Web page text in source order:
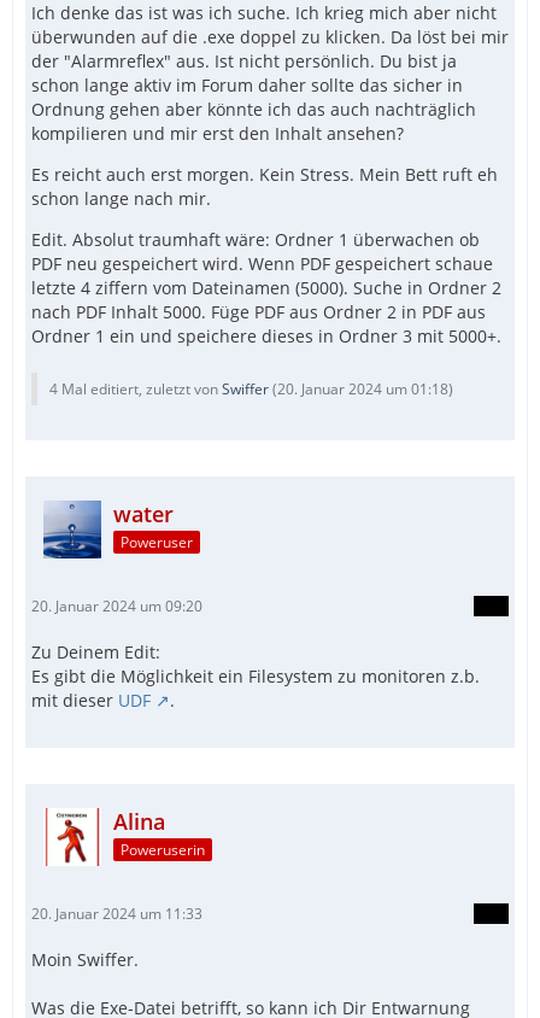
Ich denke das ist was ich suche. Ich krieg mich aber nicht
überwunden auf die .exe doppel zu klicken. Da löst bei mir
der "Alarmreflex" aus. Ist nicht persönlich. Du bist ja
schon lange aktiv im Forum daher sollte das sicher in
Ordnung gehen aber könnte ich das auch nachträglich
kompilieren und mir erst den Inhalt ansehen?
Es reicht auch erst morgen. Kein Stress. Mein Bett ruft eh
schon lange nach mir.
Edit. Absolut traumhaft wäre: Ordner 1 überwachen ob
PDF neu gespeichert wird. Wenn PDF gespeichert schaue
letzte 4 ziffern vom Dateinamen (5000). Suche in Ordner 2
nach PDF Inhalt 5000. Füge PDF aus Ordner 2 in PDF aus
Ordner 1 ein und speichere dieses in Ordner 3 mit 5000+.
4 Mal editiert, zuletzt vonSwiffer(20. Januar 2024 um 01:18)
water
Poweruser
20. Januar 2024 um 09:20
Zu Deinem Edit:
Es gibt die Möglichkeit ein Filesystem zu monitoren z.b.
mit dieser UDF .
Alina
Poweruserin
20. Januar 2024 um 11:33
Moin Swiffer.
Was die Exe-Datei betrifft, so kann ich Dir Entwarnung